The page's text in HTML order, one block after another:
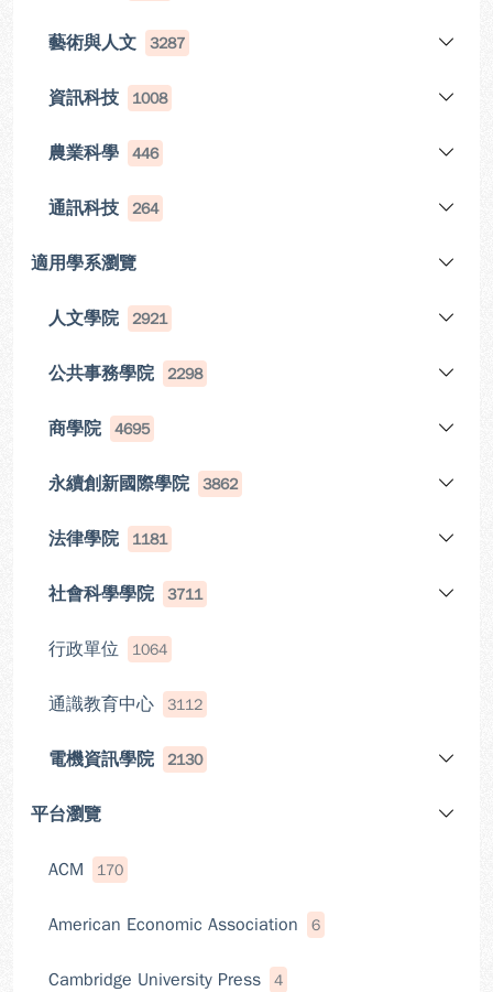
藝術與人文 3287
資訊科技 1008
農業科學 446
通訊科技 264
適用學系瀏覽
人文學院 2921
公共事務學院 2298
商學院 4695
永續創新國際學院 3862
法律學院 1181
社會科學學院 3711
行政單位 1064
通識教育中心 3112
電機資訊學院 2130
平台瀏覽
ACM 170
American Economic Association 6
Cambridge University Press 4